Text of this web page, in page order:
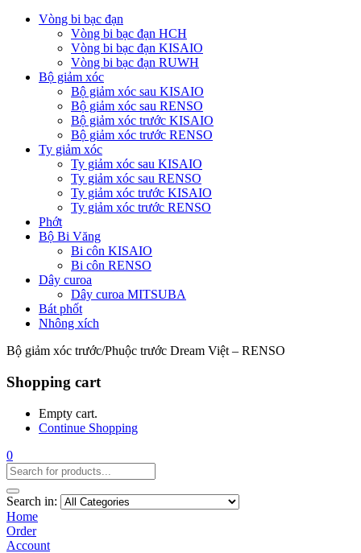
Vòng bi bạc đạn
Vòng bi bạc đạn HCH
Vòng bi bạc đạn KISAIO
Vòng bi bạc đạn RUWH
Bộ giảm xóc
Bộ giảm xóc sau KISAIO
Bộ giảm xóc sau RENSO
Bộ giảm xóc trước KISAIO
Bộ giảm xóc trước RENSO
Ty giảm xóc
Ty giảm xóc sau KISAIO
Ty giảm xóc sau RENSO
Ty giảm xóc trước KISAIO
Ty giảm xóc trước RENSO
Phớt
Bộ Bi Văng
Bi côn KISAIO
Bi côn RENSO
Dây curoa
Dây curoa MITSUBA
Bát phốt
Nhông xích
Bộ giảm xóc trước/Phuộc trước Dream Việt – RENSO
Shopping cart
Empty cart.
Continue Shopping
0
Search in:
Home
Order
Account